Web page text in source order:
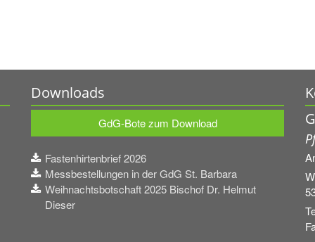
Downloads
GdG-Bote zum Download
Fastenhirtenbrief 2026
Messbestellungen in der GdG St. Barbara
Weihnachtsbotschaft 2025 Bischof Dr. Helmut
Dieser